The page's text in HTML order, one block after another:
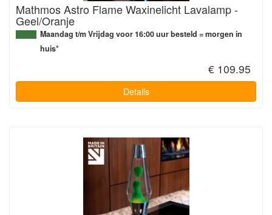
Mathmos Astro Flame Waxinelicht Lavalamp -
Geel/Oranje
Maandag t/m Vrijdag voor 16:00 uur besteld = morgen in
huis*
€ 109.95
Details